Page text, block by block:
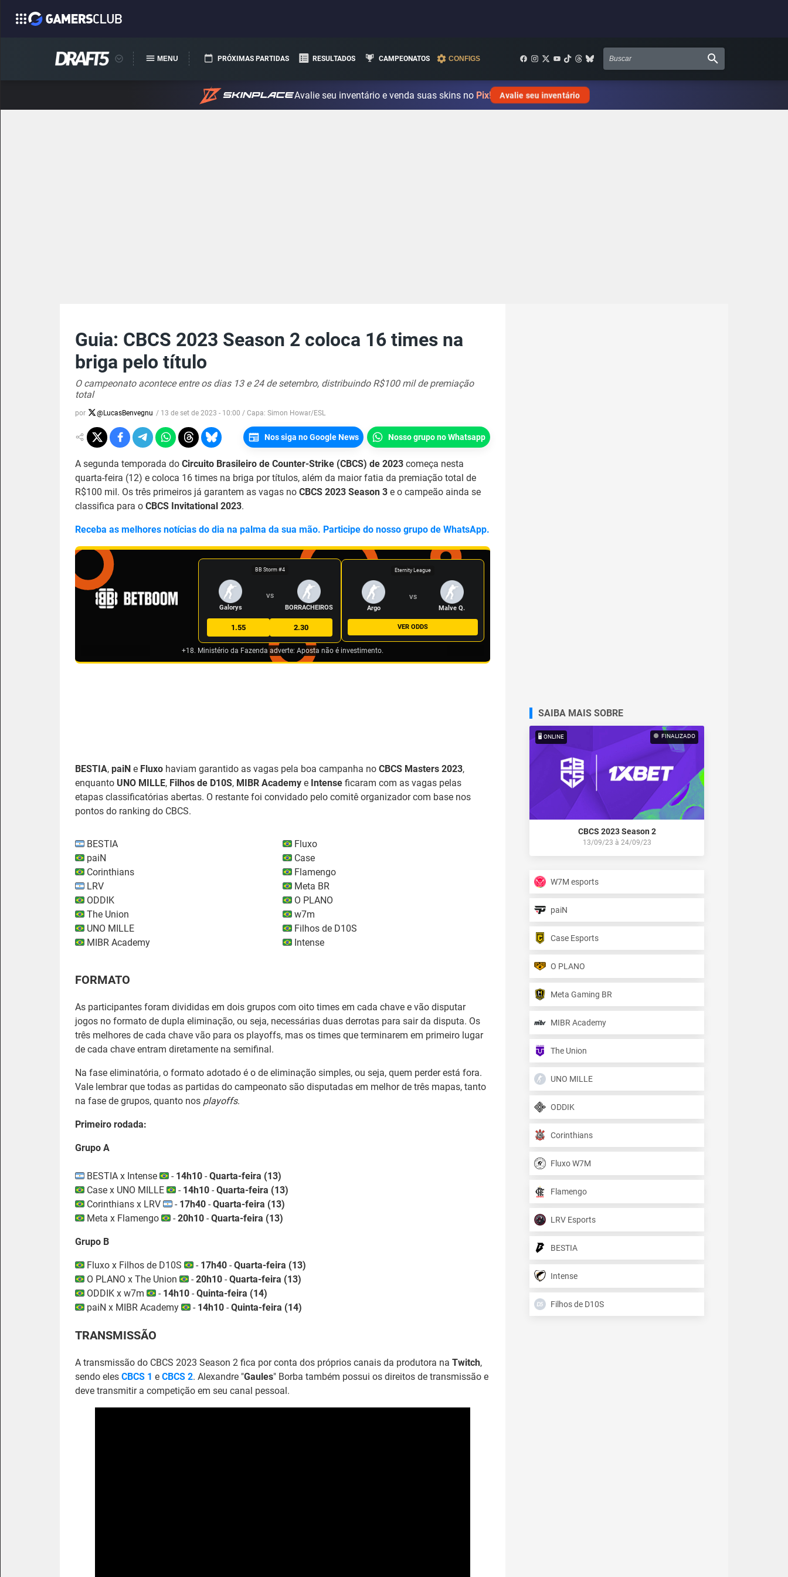
MENU PRÓXIMAS PARTIDAS RESULTADOS CAMPEONATOS CONFIGS
Avalie seu inventário e venda suas skins no Pix! Avalie seu inventário
Guia: CBCS 2023 Season 2 coloca 16 times na
briga pelo título
O campeonato acontece entre os dias 13 e 24 de setembro, distribuindo R$100 mil de premiação
total
por @LucasBenvegnu / 13 de set de 2023 - 10:00 / Capa: Simon Howar/ESL
Nos siga no Google News Nosso grupo no Whatsapp
A segunda temporada do Circuito Brasileiro de Counter-Strike (CBCS) de 2023 começa nesta
quarta-feira (12) e coloca 16 times na briga por títulos, além da maior fatia da premiação total de
R$100 mil. Os três primeiros já garantem as vagas no CBCS 2023 Season 3 e o campeão ainda se
classifica para o CBCS Invitational 2023.
Receba as melhores notícias do dia na palma da sua mão. Participe do nosso grupo de WhatsApp.
BB Storm #4
Galorys
VS
BORRACHEIROS
1.55 2.30
Eternity League
Argo
VS
Malve Q.
VER ODDS
+18. Ministério da Fazenda adverte: Aposta não é investimento.
BESTIA, paiN e Fluxo haviam garantido as vagas pela boa campanha no CBCS Masters 2023,
enquanto UNO MILLE, Filhos de D10S, MIBR Academy e Intense ficaram com as vagas pelas
etapas classificatórias abertas. O restante foi convidado pelo comitê organizador com base nos
pontos do ranking do CBCS.
BESTIA
paiN
Corinthians
LRV
ODDIK
The Union
UNO MILLE
MIBR Academy
Fluxo
Case
Flamengo
Meta BR
O PLANO
w7m
Filhos de D10S
Intense
FORMATO
As participantes foram divididas em dois grupos com oito times em cada chave e vão disputar
jogos no formato de dupla eliminação, ou seja, necessárias duas derrotas para sair da disputa. Os
três melhores de cada chave vão para os playoffs, mas os times que terminarem em primeiro lugar
de cada chave entram diretamente na semifinal.
Na fase eliminatória, o formato adotado é o de eliminação simples, ou seja, quem perder está fora.
Vale lembrar que todas as partidas do campeonato são disputadas em melhor de três mapas, tanto
na fase de grupos, quanto nos playoffs.
Primeiro rodada:
Grupo A
BESTIA x Intense - 14h10 - Quarta-feira (13)
Case x UNO MILLE
- 14h10 - Quarta-feira (13)
Corinthians x LRV
- 17h40 - Quarta-feira (13)
Meta x Flamengo
- 20h10 - Quarta-feira (13)
Grupo B
Fluxo x Filhos de D10S - 17h40 - Quarta-feira (13)
O PLANO x The Union
- 20h10 - Quarta-feira (13)
ODDIK x w7m
- 14h10 - Quinta-feira (14)
paiN x MIBR Academy
- 14h10 - Quinta-feira (14)
TRANSMISSÃO
A transmissão do CBCS 2023 Season 2 fica por conta dos próprios canais da produtora na Twitch,
sendo eles CBCS 1 e CBCS 2. Alexandre "Gaules" Borba também possui os direitos de transmissão e
deve transmitir a competição em seu canal pessoal.
SAIBA MAIS SOBRE
FINALIZADO
🖥️ ONLINE
CBCS 2023 Season 2
13/09/23 à 24/09/23
W7M esports
paiN
Case Esports
O PLANO
Meta Gaming BR
MIBR Academy
The Union
UNO MILLE
ODDIK
Corinthians
Fluxo W7M
Flamengo
LRV Esports
BESTIA
Intense
Filhos de D10S